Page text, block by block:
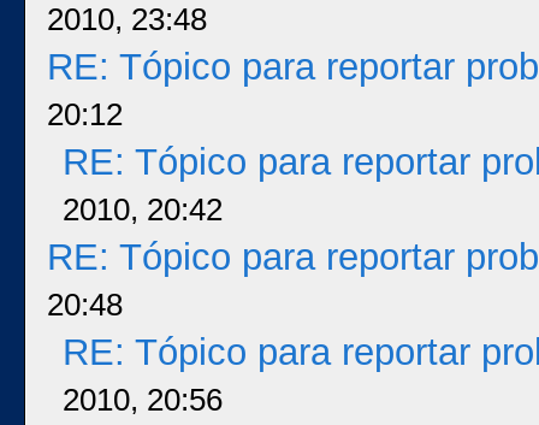
2010, 23:48
RE: Tópico para reportar
20:12
RE: Tópico para reportar
2010, 20:42
RE: Tópico para reportar
20:48
RE: Tópico para reportar
2010, 20:56